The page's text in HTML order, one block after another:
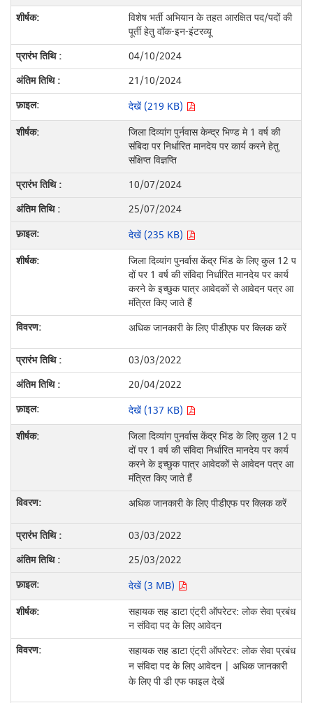
विशेष भर्ती अभियान के तहत आरक्षित पद/पदों की
पूर्ती हेतु वॉक-इन-इंटरव्यू
04/10/2024
21/10/2024
देखें (219 KB)
जिला दिव्‍यांग पुर्नवास केन्‍द्र भिण्‍ड मे 1 वर्ष की
संबिदा पर निर्धारित मानदेय पर कार्य करने हेतु
संक्षिप्‍त विज्ञप्ति
10/07/2024
25/07/2024
देखें (235 KB)
जिला दिव्यांग पुनर्वास केंद्र भिंड के लिए कुल 12 प
दों पर 1 वर्ष की संविदा निर्धारित मानदेय पर कार्य
करने के इच्छुक पात्र आवेदकों से आवेदन पत्र आ
मंत्रित किए जाते हैं
अधिक जानकारी के लिए पीडीएफ पर क्लिक करें
03/03/2022
20/04/2022
देखें (137 KB)
जिला दिव्यांग पुनर्वास केंद्र भिंड के लिए कुल 12 प
दों पर 1 वर्ष की संविदा निर्धारित मानदेय पर कार्य
करने के इच्छुक पात्र आवेदकों से आवेदन पत्र आ
मंत्रित किए जाते हैं
अधिक जानकारी के लिए पीडीएफ पर क्लिक करें
03/03/2022
25/03/2022
देखें (3 MB)
सहायक सह डाटा एंट्री ऑपरेटर: लोक सेवा प्रबंध
न संविदा पद के लिए आवेदन
सहायक सह डाटा एंट्री ऑपरेटर: लोक सेवा प्रबंध
न संविदा पद के लिए आवेदन | अधिक जानकारी
के लिए पी डी एफ फाइल देखें